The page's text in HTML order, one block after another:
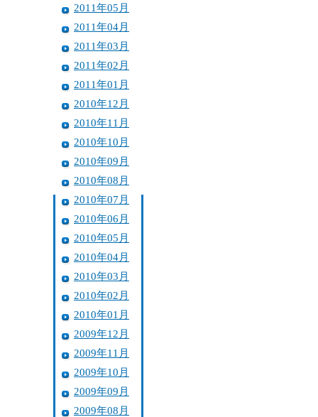
2011年05月
2011年04月
2011年03月
2011年02月
2011年01月
2010年12月
2010年11月
2010年10月
2010年09月
2010年08月
2010年07月
2010年06月
2010年05月
2010年04月
2010年03月
2010年02月
2010年01月
2009年12月
2009年11月
2009年10月
2009年09月
2009年08月